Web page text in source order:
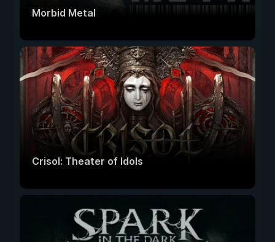
Morbid Metal
Crisol: Theater of Idols